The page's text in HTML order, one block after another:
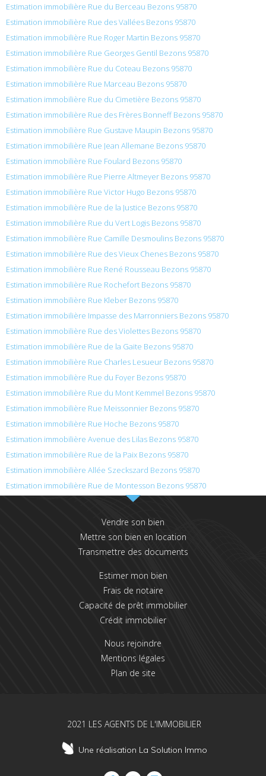
Estimation immobilière Rue du Berceau Bezons 95870
Estimation immobilière Rue des Vallées Bezons 95870
Estimation immobilière Rue Roger Martin Bezons 95870
Estimation immobilière Rue Georges Gentil Bezons 95870
Estimation immobilière Rue du Coteau Bezons 95870
Estimation immobilière Rue Marceau Bezons 95870
Estimation immobilière Rue du Cimetière Bezons 95870
Estimation immobilière Rue des Frères Bonneff Bezons 95870
Estimation immobilière Rue Gustave Maupin Bezons 95870
Estimation immobilière Rue Jean Allemane Bezons 95870
Estimation immobilière Rue Foulard Bezons 95870
Estimation immobilière Rue Pierre Altmeyer Bezons 95870
Estimation immobilière Rue Victor Hugo Bezons 95870
Estimation immobilière Rue de la Justice Bezons 95870
Estimation immobilière Rue du Vert Logis Bezons 95870
Estimation immobilière Rue Camille Desmoulins Bezons 95870
Estimation immobilière Rue des Vieux Chenes Bezons 95870
Estimation immobilière Rue René Rousseau Bezons 95870
Estimation immobilière Rue Rochefort Bezons 95870
Estimation immobilière Rue Kleber Bezons 95870
Estimation immobilière Impasse des Marronniers Bezons 95870
Estimation immobilière Rue des Violettes Bezons 95870
Estimation immobilière Rue de la Gaite Bezons 95870
Estimation immobilière Rue Charles Lesueur Bezons 95870
Estimation immobilière Rue du Foyer Bezons 95870
Estimation immobilière Rue du Mont Kemmel Bezons 95870
Estimation immobilière Rue Meissonnier Bezons 95870
Estimation immobilière Rue Hoche Bezons 95870
Estimation immobilière Avenue des Lilas Bezons 95870
Estimation immobilière Rue de la Paix Bezons 95870
Estimation immobilière Allée Szeckszard Bezons 95870
Estimation immobilière Rue de Montesson Bezons 95870
Vendre son bien
Mettre son bien en location
Transmettre des documents
Estimer mon bien
Frais de notaire
Capacité de prêt immobilier
Crédit immobilier
Nous rejoindre
Mentions légales
Plan de site
2021 LES AGENTS DE L'IMMOBILIER
Une réalisation La Solution Immo